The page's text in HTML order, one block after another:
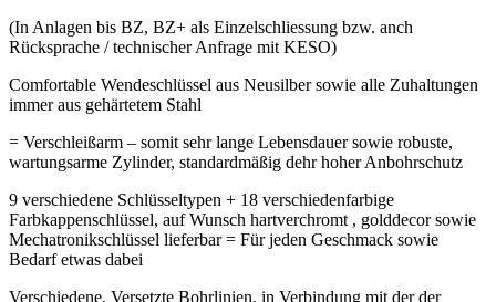
(In Anlagen bis BZ, BZ+ als Einzelschliessung bzw. anch
Rücksprache / technischer Anfrage mit KESO)
Comfortable Wendeschlüssel aus Neusilber sowie alle Zuhaltungen
immer aus gehärtetem Stahl
= Verschleißarm – somit sehr lange Lebensdauer sowie robuste,
wartungsarme Zylinder, standardmäßig dehr hoher Anbohrschutz
9 verschiedene Schlüsseltypen + 18 verschiedenfarbige
Farbkappenschlüssel, auf Wunsch hartverchromt , golddecor sowie
Mechatronikschlüssel lieferbar = Für jeden Geschmack sowie
Bedarf etwas dabei
Verschiedene, Versetzte Bohrlinien, in Verbindung mit der der